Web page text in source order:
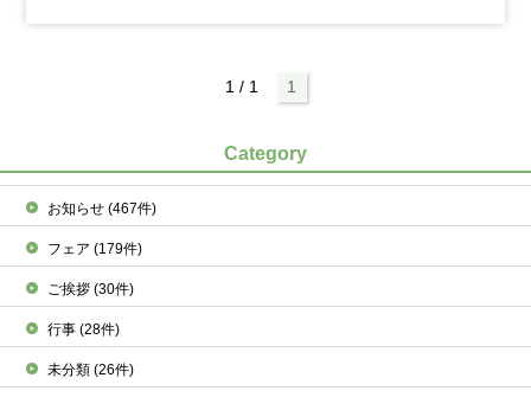
1 / 1 1
Category
お知らせ(467件)
フェア(179件)
ご挨拶(30件)
行事(28件)
未分類(26件)